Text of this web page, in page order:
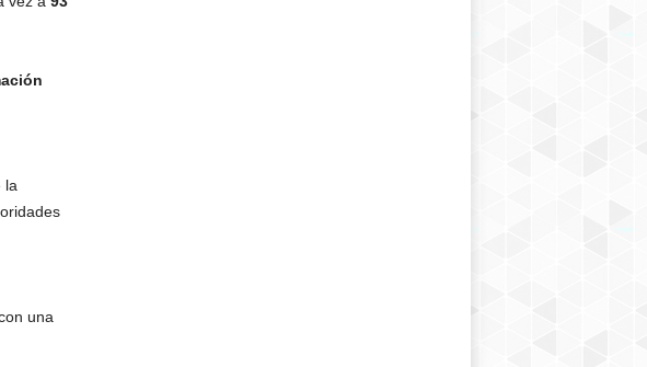
la
una